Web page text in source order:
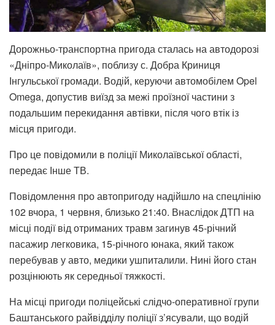
Дорожньо-транспортна пригода сталась на автодорозі
«Дніпро-Миколаїв», поблизу с. Добра Криниця
Інгульської громади. Водій, керуючи автомобілем Opel
Omega, допустив виїзд за межі проїзної частини з
подальшим перекидання автівки, після чого втік із
місця пригоди.
Про це повідомили в поліції Миколаївської області,
передає Інше ТВ.
Повідомлення про автопригоду надійшло на спецлінію
102 вчора, 1 червня, близько 21:40. Внаслідок ДТП на
місці події від отриманих травм загинув 45-річний
пасажир легковика, 15-річного юнака, який також
перебував у авто, медики ушпиталили. Нині його стан
розцінюють як середньої тяжкості.
На місці пригоди поліцейські слідчо-оперативної групи
Баштанського райвідділу поліції з’ясували, що водій